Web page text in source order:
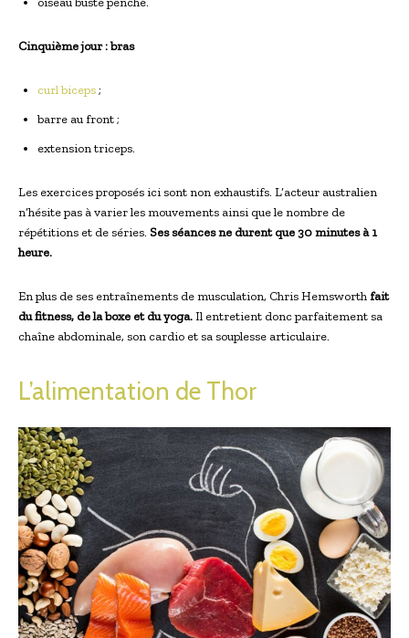
Cinquième jour : bras
curl biceps;
barre au front ;
extension triceps.
Les exercices proposés ici sont non exhaustifs. L’acteur australien
n’hésite pas à varier les mouvements ainsi que le nombre de
répétitions et de séries. Ses séances ne durent que 30 minutes à 1
heure.
En plus de ses entraînements de musculation, Chris Hemsworthfait
du fitness, de la boxe et du yoga.Il entretient donc parfaitement sa
chaîne abdominale, son cardio et sa souplesse articulaire.
L’alimentation de Thor